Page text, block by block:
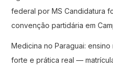
federal por MS Candidatura
convenção partidária em
Medicina no Paraguai:
forte e prática real —